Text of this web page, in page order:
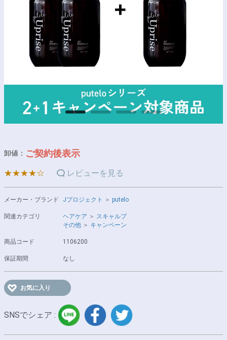
卸値： ご契約後表示
★★★★☆ レビューを見る
メーカー・ブランド Jプロジェクト ＞ putelo
関連カテゴリ ヘアケア ＞ スキャルプ
その他 ＞ キャンペーン
商品コード 1106200
保証期間 なし
お気に入り
SNSでシェア :
LINE facebook